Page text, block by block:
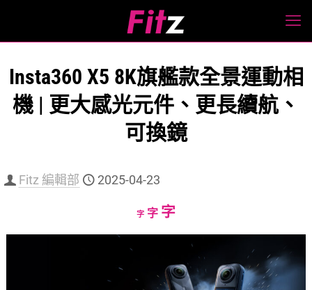
Insta360 X5 8K旗艦款全景運動相
機 | 更大感光元件、更長續航、
可換鏡
Fitz 編輯部 2025-04-23
字Decrease
字Reset
字Increase
size.